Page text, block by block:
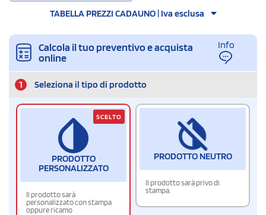
TABELLA PREZZI CADAUNO | Iva esclusa
Calcola il tuo preventivo e acquista
online
Info
1 Seleziona il tipo di prodotto
PRODOTTO
PERSONALIZZATO
Il prodotto sarà
personalizzato con stampa
oppure ricamo
SCELTO
PRODOTTO NEUTRO
Il prodotto sarà privo di
stampa.